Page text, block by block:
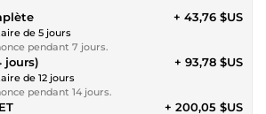
de 5 jours
pendant 7 jours.
+ 43,76 $US
jours)
de 12 jours
pendant 14 jours.
+ 93,78 $US
+ 200,05 $US